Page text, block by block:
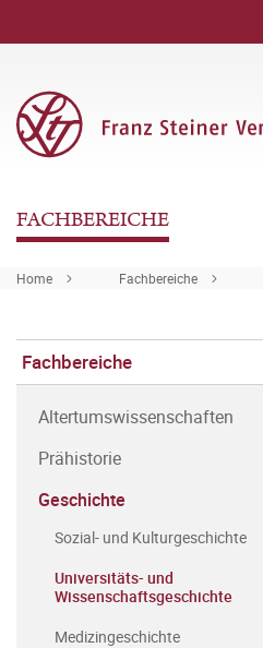
FACHBEREICHE
Home Fachbereiche
Fachbereiche
Altertumswissenschaften
Prähistorie
Geschichte
Sozial- und Kulturgeschichte
Universitäts- und
Wissenschaftsgeschichte
Medizingeschichte